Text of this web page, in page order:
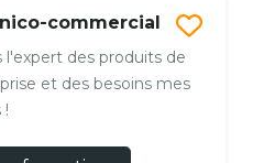
commercial
l'expert des produits de
et des besoins mes
!